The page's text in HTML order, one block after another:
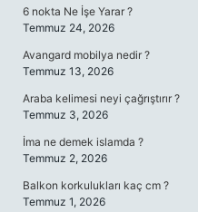
6 nokta Ne İşe Yarar ?
Temmuz 24, 2026
Avangard mobilya nedir ?
Temmuz 13, 2026
Araba kelimesi neyi çağrıştırır ?
Temmuz 3, 2026
İma ne demek islamda ?
Temmuz 2, 2026
Balkon korkulukları kaç cm ?
Temmuz 1, 2026